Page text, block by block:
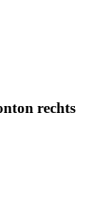
rechts